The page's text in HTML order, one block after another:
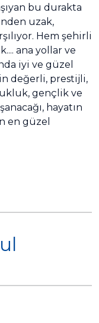
bu durakta
uzak,
Hem şehirli
ana yollar ve
iyi ve güzel
değerli, prestijli,
gençlik ve
hayatın
en güzel